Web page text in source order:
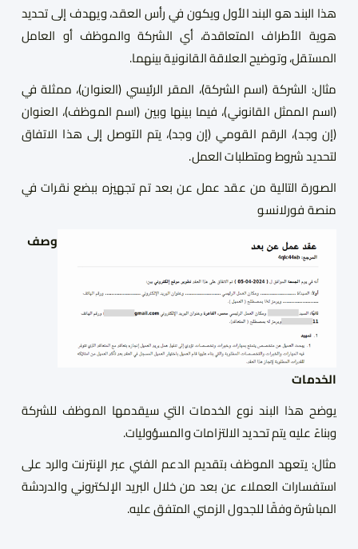
هذا البند هو البند الأول ويكون في رأس العقد، ويهدف إلى تحديد
هوية الأطراف المتعاقدة، أي الشركة والموظف أو العامل
المستقل، وتوضيح العلاقة القانونية بينهما.
مثال: الشركة (اسم الشركة)، المقر الرئيسي (العنوان)، ممثلة في
(اسم الممثل القانوني)، فيما بينها وبين (اسم الموظف)، العنوان
(إن وجد)، الرقم القومي (إن وجد)، يتم التوصل إلى هذا الاتفاق
لتحديد شروط ومتطلبات العمل.
الصورة التالية من عقد عمل عن بعد تم تجهيزه ببضع نقرات في
منصة فورلانسو
وصف
الخدمات
يوضح هذا البند نوع الخدمات التي سيقدمها الموظف للشركة
وبناءً عليه يتم تحديد الالتزامات والمسؤوليات.
مثال: يتعهد الموظف بتقديم الدعم الفني عبر الإنترنت والرد على
استفسارات العملاء عن بعد من خلال البريد الإلكتروني والدردشة
المباشرة وفقًا للجدول الزمني المتفق عليه.